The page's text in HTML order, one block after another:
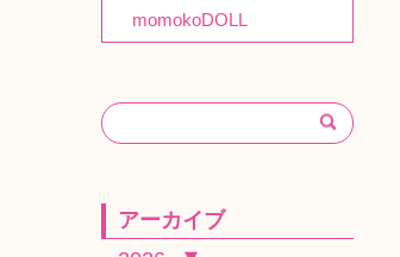
momokoDOLL
アーカイブ